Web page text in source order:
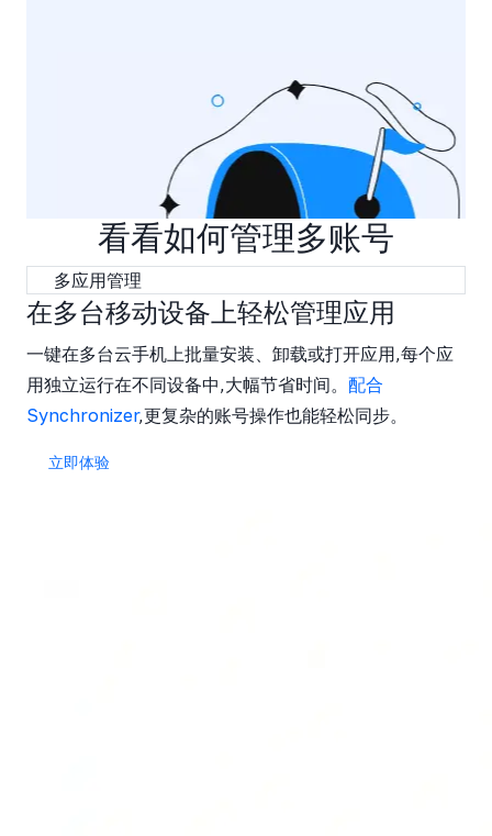
看看如何管理多账号
多应用管理
在多台移动设备上轻松管理应用
一键在多台云手机上批量安装、卸载或打开应用,每个应
用独立运行在不同设备中,大幅节省时间。 配合
Synchronizer,更复杂的账号操作也能轻松同步。
立即体验